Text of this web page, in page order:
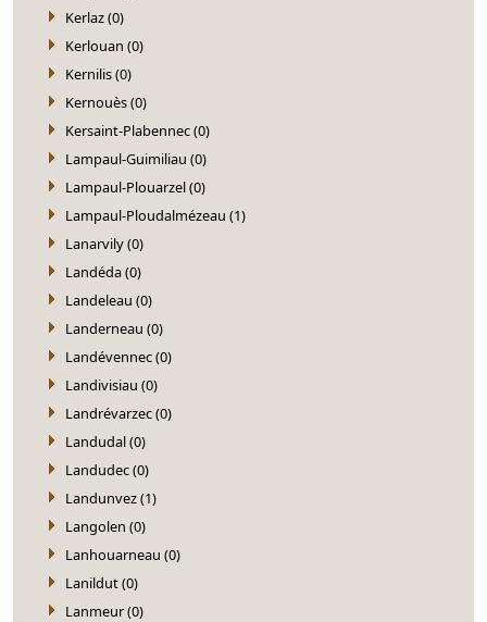
Kerlaz (0)
Kerlouan (0)
Kernilis (0)
Kernouès (0)
Kersaint-Plabennec (0)
Lampaul-Guimiliau (0)
Lampaul-Plouarzel (0)
Lampaul-Ploudalmézeau (1)
Lanarvily (0)
Landéda (0)
Landeleau (0)
Landerneau (0)
Landévennec (0)
Landivisiau (0)
Landrévarzec (0)
Landudal (0)
Landudec (0)
Landunvez (1)
Langolen (0)
Lanhouarneau (0)
Lanildut (0)
Lanmeur (0)